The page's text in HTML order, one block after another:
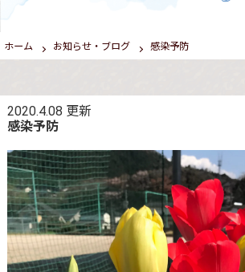
ホーム お知らせ・ブログ 感染予防
2020.4.08 更新
感染予防